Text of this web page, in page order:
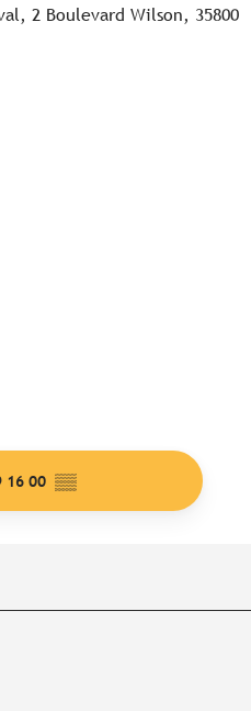
2 Boulevard Wilson, 35800
16 00 ▒▒